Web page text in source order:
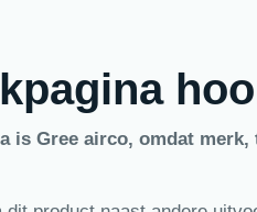
is Gree airco, omdat